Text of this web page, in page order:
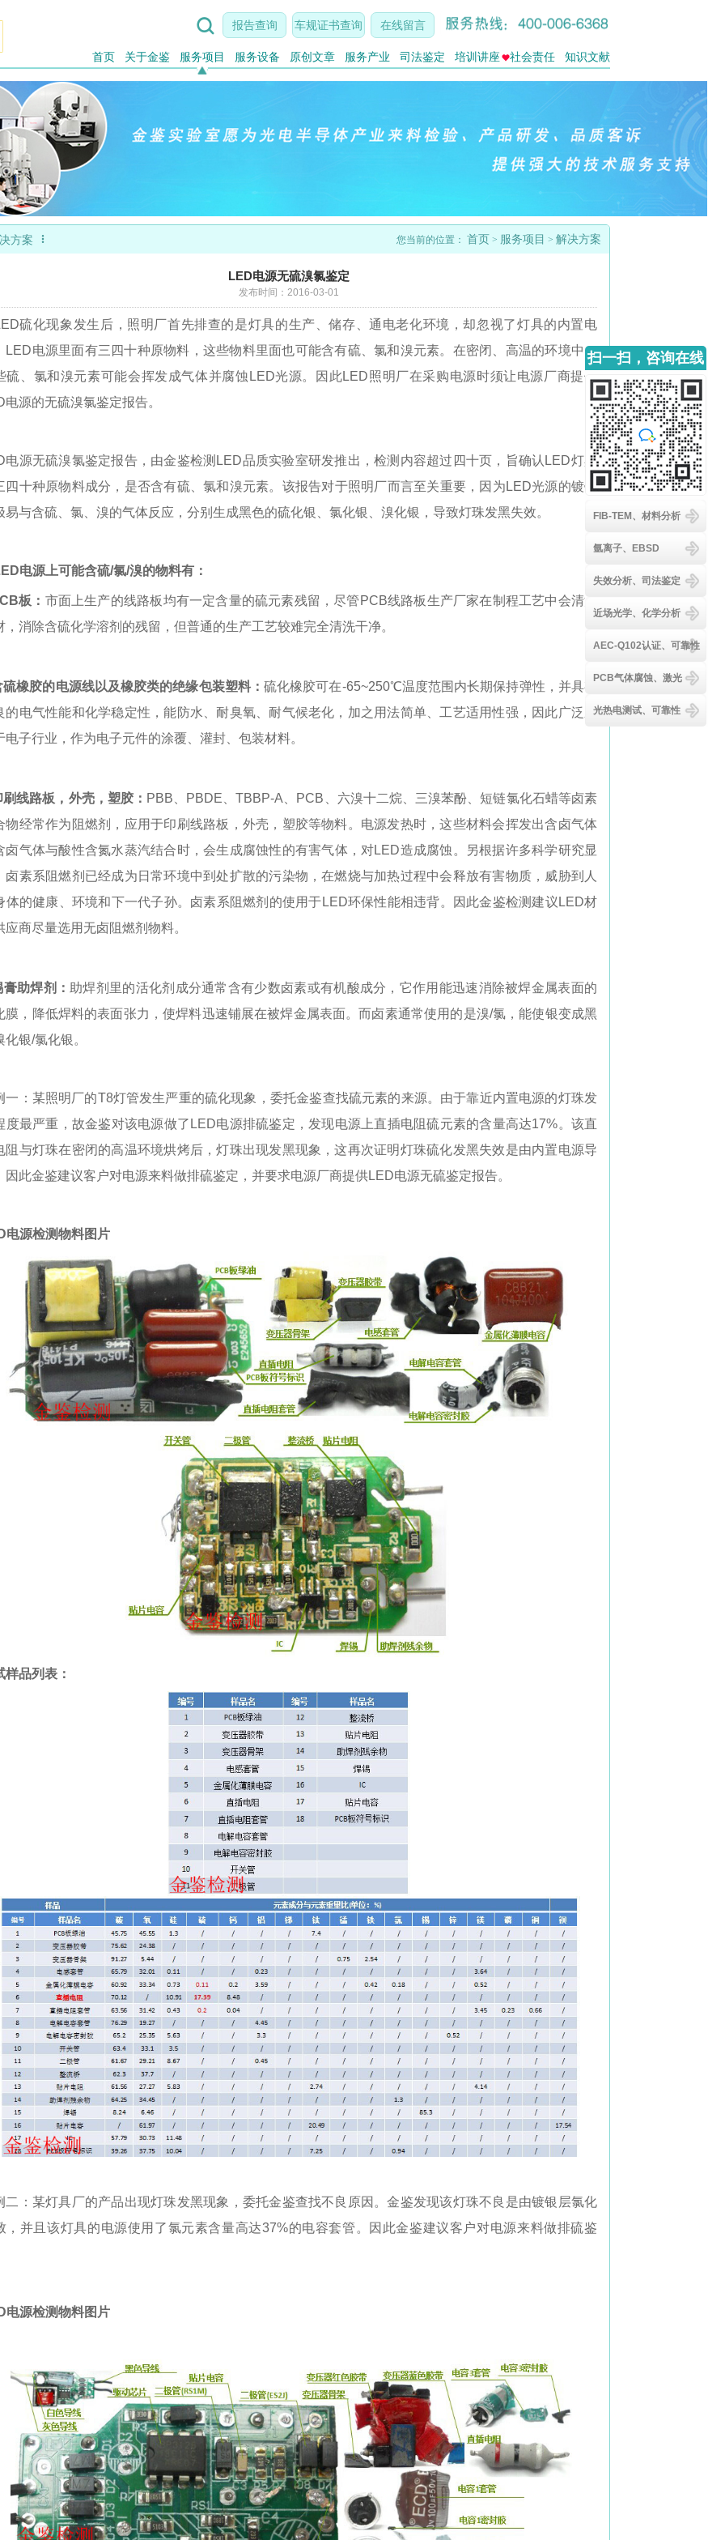
在线留言
车规证书查询
报告查询

首页 关于金鉴 服务项目 服务设备 原创文章 服务产业 司法鉴定 培训讲座 社会责任 知识文献
方案  您当前的位置： 首页 > 服务项目 > 解决方案
LED电源无硫溴氯鉴定
发布时间：2016-03-01
硫化现象发生后，照明厂首先排查的是灯具的生产、储存、通电老化环境，却忽视了灯具的内置电
LED电源里面有三四十种原物料，这些物料里面也可能含有硫、氯和溴元素。在密闭、高温的环境中，
硫、氯和溴元素可能会挥发成气体并腐蚀LED光源。因此LED照明厂在采购电源时须让电源厂商提供
电源的无硫溴氯鉴定报告。
电源无硫溴氯鉴定报告，由金鉴检测LED品质实验室研发推出，检测内容超过四十页，旨确认LED灯具
四十种原物料成分，是否含有硫、氯和溴元素。该报告对于照明厂而言至关重要，因为LED光源的镀银
易与含硫、氯、溴的气体反应，分别生成黑色的硫化银、氯化银、溴化银，导致灯珠发黑失效。
电源上可能含硫/氯/溴的物料有：
板： 市面上生产的线路板均有一定含量的硫元素残留，尽管PCB线路板生产厂家在制程工艺中会清洗
，消除含硫化学溶剂的残留，但普通的生产工艺较难完全清洗干净。
硫橡胶的电源线以及橡胶类的绝缘包装塑料： 硫化橡胶可在-65~250℃温度范围内长期保持弹性，并具有
的电气性能和化学稳定性，能防水、耐臭氧、耐气候老化，加之用法简单、工艺适用性强，因此广泛应
电子行业，作为电子元件的涂覆、灌封、包装材料。
刷线路板 ，外壳，塑胶： PBB、PBDE、TBBP-A、PCB、六溴十二烷、三溴苯酚、短链氯化石蜡等卤素
物经常作为阻燃剂，应用于印刷线路板，外壳，塑胶等物料。电源发热时，这些材料会挥发出含卤气体
卤气体与酸性含氮水蒸汽结合时，会生成腐蚀性的有害气体，对LED造成腐蚀。
另根据许多科学研究显
卤素系阻燃剂已经成为日常环境中到处扩散的污染物，在燃烧与加热过程中会释放有害物质，威胁到人
体的健康、环境和下一代子孙。卤素系阻燃剂的使用于LED环保性能相违背。因此金鉴检测建议LED材
应商尽量选用无卤阻燃剂物料。
膏助焊剂： 助焊剂里的活化剂成分通常含有少数卤素或有机酸成分，它作用能迅速消除被焊金属表面的
膜，降低焊料的表面张力，使焊料迅速铺展在被焊金属表面。而卤素通常使用的是溴/氯，能使银变成黑
化银/氯化银。
一：某照明厂的T8灯管发生严重的硫化现象，委托金鉴查找硫元素的来源。由于靠近内置电源的灯珠发
度最严重，故金鉴对该电源做了LED电源排硫鉴定，发现电源上直插电阻硫元素的含量高达17%。该直
阻与灯珠在密闭的高温环境烘烤后，灯珠出现发黑现象，这再次证明灯珠硫化发黑失效是由内置电源导
因此金鉴建议客户对电源来料做排硫鉴定，并要求电源厂商提供LED电源无硫鉴定报告。
电源检测物料图片
样品列表：
二：某灯具厂的产品出现灯珠发黑现象，委托金鉴查找不良原因。金鉴发现该灯珠不良是由镀银层氯化
，并且该灯具的电源使用了氯元素含量高达37%的电容套管。因此金鉴建议客户对电源来料做排硫鉴
电源检测物料图片
扫一扫，咨询在线
客服
FIB-TEM、材料分析
氩离子、EBSD
失效分析、司法鉴定
近场光学、化学分析
AEC-Q102认证、可靠性
PCB气体腐蚀、激光
光热电测试、可靠性